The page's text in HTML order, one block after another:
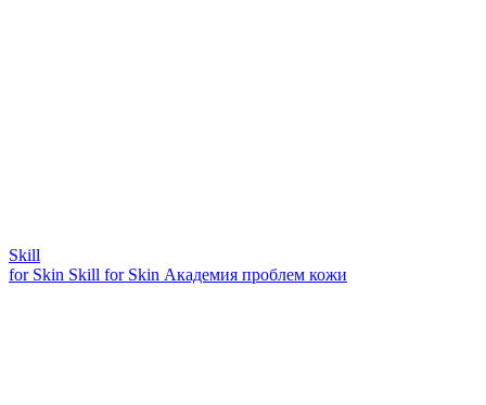
Skill
for Skin Skill for Skin Академия проблем кожи